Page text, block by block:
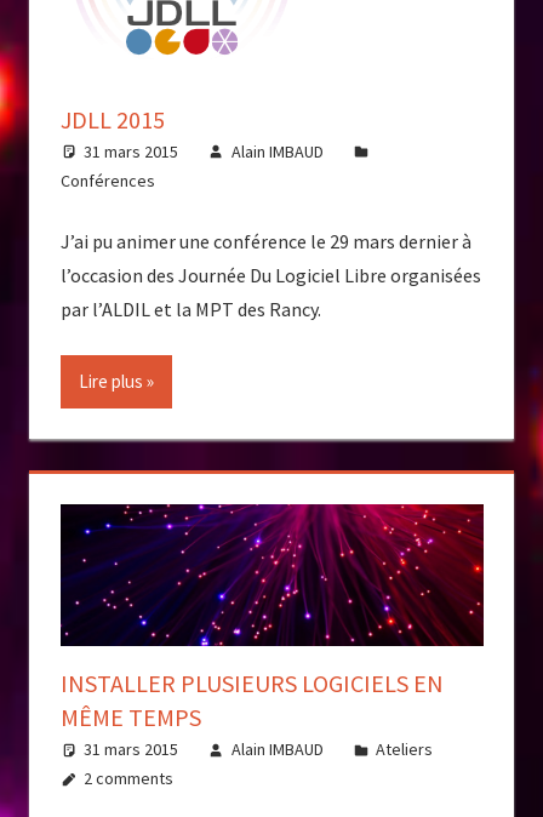
JDLL 2015
31 mars 2015
Alain IMBAUD
Conférences
J’ai pu animer une conférence le 29 mars dernier à
l’occasion des Journée Du Logiciel Libre organisées
par l’ALDIL et la MPT des Rancy.
Lire plus
INSTALLER PLUSIEURS LOGICIELS EN
MÊME TEMPS
31 mars 2015 Alain IMBAUD
Ateliers
2 comments